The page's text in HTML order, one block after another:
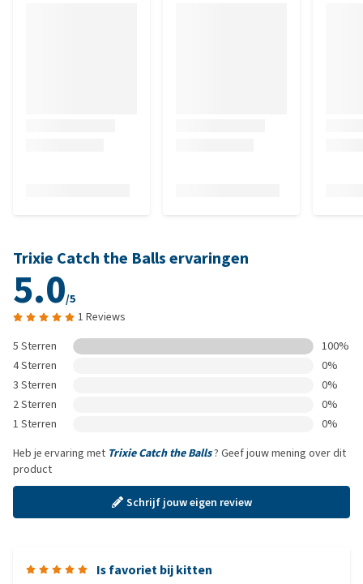
Trixie Catch the Balls ervaringen
5.0/5
1 Reviews
5 Sterren
100%
4 Sterren
0%
3 Sterren
0%
2 Sterren
0%
1 Sterren
0%
Heb je ervaring met Trixie Catch the Balls? Geef jouw mening over dit
product
Schrijf jouw eigen review
Is favoriet bij kitten